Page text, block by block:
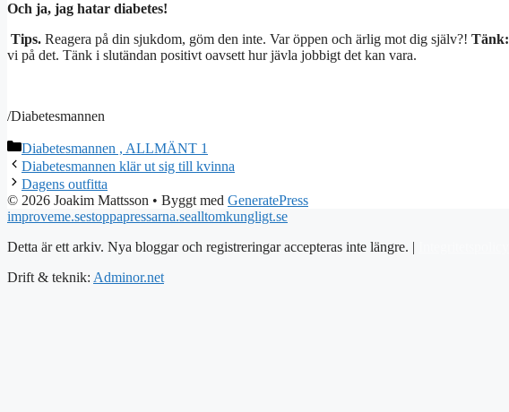
Och ja, jag hatar diabetes!
Tips. Reagera på din sjukdom, göm den inte. Var öppen och ärlig mot dig själv?! Tänk:
vi på det. Tänk i slutändan positivt oavsett hur jävla jobbigt det kan vara.
/Diabetesmannen
Kategorier
Diabetesmannen , ALLMÄNT 1
Diabetesmannen klär ut sig till kvinna
Dagens outfitta
© 2026 Joakim Mattsson • Byggt med GeneratePress
improveme.sestoppapressarna.sealltomkungligt.se
Detta är ett arkiv. Nya bloggar och registreringar accepteras inte längre. |
Drift & teknik: Adminor.net